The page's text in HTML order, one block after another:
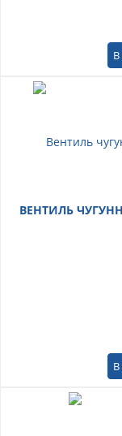
ВЕНТИЛЬ